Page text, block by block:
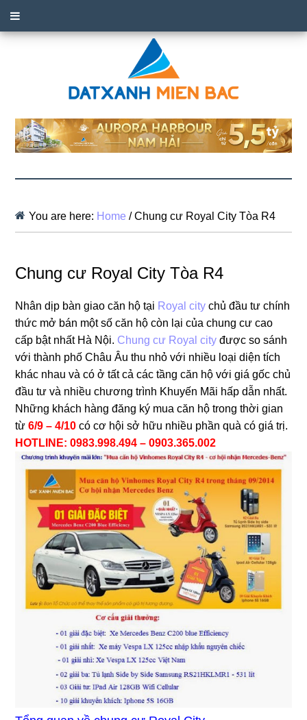
You are here: Home /Chung cư Royal City Tòa R4
Chung cư Royal City Tòa R4
Nhân dịp bàn giao căn hộ tại Royal city chủ đầu tư chính
thức mở bán một số căn hộ còn lại của chung cư cao
cấp bật nhất Hà Nội. Chung cư Royal city được so sánh
với thành phố Châu Âu thu nhỏ với nhiều loại diện tích
khác nhau và có ở tất cả các tầng căn hộ với giá gốc chủ
đầu tư và nhiều chương trình Khuyến Mãi hấp dẫn nhất.
Những khách hàng đăng ký mua căn hộ trong thời gian
từ 6/9 – 4/10 có cơ hội sở hữu nhiều phần quà có giá trị.
HOTLINE: 0983.998.494 – 0903.365.002